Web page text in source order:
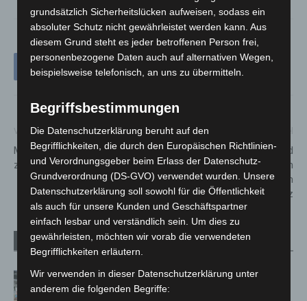
Vorheriger Artikel
Musikschule Langenhagen lädt
zum Tag der offenen Tür ein
ZAP! 2025: Schülerinnen und
Schüler aus Niedersachsen
begeistern mit Ideenreichtum
für den Artenschutz
Verwandte Artikel Mehr vom Autor
Kunst trifft Weingenuss: Barbara-
Susann Mehring zeigt ihre Werke im
grundsätzlich Sicherheitslücken aufweisen, sodass ein
absoluter Schutz nicht gewährleistet werden kann. Aus
diesem Grund steht es jeder betroffenen Person frei,
personenbezogene Daten auch auf alternativen Wegen,
beispielsweise telefonisch, an uns zu übermitteln.
Begriffsbestimmungen
Die Datenschutzerklärung beruht auf den
Begrifflichkeiten, die durch den Europäischen Richtlinien-
und Verordnungsgeber beim Erlass der Datenschutz-
Grundverordnung (DS-GVO) verwendet wurden. Unsere
Datenschutzerklärung soll sowohl für die Öffentlichkeit
als auch für unsere Kunden und Geschäftspartner
einfach lesbar und verständlich sein. Um dies zu
gewährleisten, möchten wir vorab die verwendeten
Begrifflichkeiten erläutern.
Wir verwenden in dieser Datenschutzerklärung unter
anderem die folgenden Begriffe: